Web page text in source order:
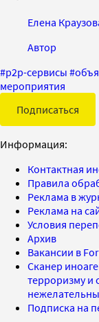
Елена
Автор
#p2p-сервисы #
мероприятия
Подписаться
Информация:
Контактная
Правила
Реклама в
Реклама на
Условия
Архив
Вакансии в
Сканер
терроризму и
Подписка на